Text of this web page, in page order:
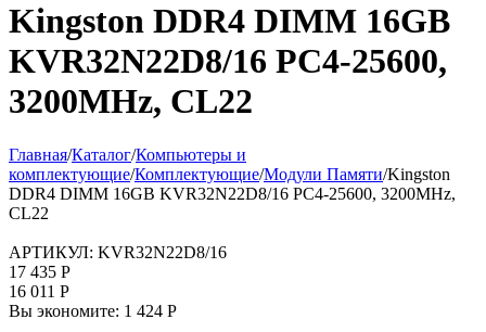
Kingston DDR4 DIMM 16GB
KVR32N22D8/16 PC4-25600,
3200MHz, CL22
Главная/Каталог/Компьютеры и
комплектующие/Комплектующие/Модули Памяти/Kingston
DDR4 DIMM 16GB KVR32N22D8/16 PC4-25600, 3200MHz,
CL22
АРТИКУЛ: KVR32N22D8/16
17 435 Р
16 011 Р
Вы экономите: 1 424 Р